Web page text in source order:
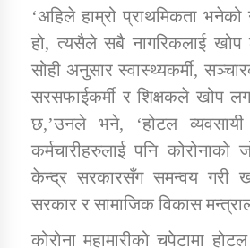
सामाजिक बिकास
‘अहिले हाम्रो प्राथमिकता भनेको
हो, त्यसैले सबै नागरिकलाई खोप
सोही अनुसार स्वास्थ्यकर्मी,
सरसफाईकर्मी र शिक्षकले खोप
छ,’उनले भने, ‘होटल
कर्मचारीहरुलाई पनि
केन्द्र सरकारसँग समन्वय गरी
सरकार र सामाजिक विकास
कोरोना महामारीको चपेटामा